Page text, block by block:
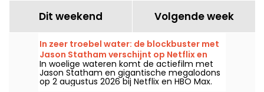
Dit weekend Volgende week
In zeer troebel water: de blockbuster met
Jason Statham verschijnt op Netflix en
HBO Max
In woelige wateren komt de actiefilm met
Jason Statham en gigantische megalodons
op 2 augustus 2026 bij Netflix en HBO Max.